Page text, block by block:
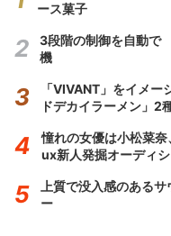
ース菓子
3段階の制御を自動で
機
「VIVANT」をイメ
ドデカイラーメン」2
憧れの女優は小松菜
ux新人発掘オーディ
上質で没入感のある
ー